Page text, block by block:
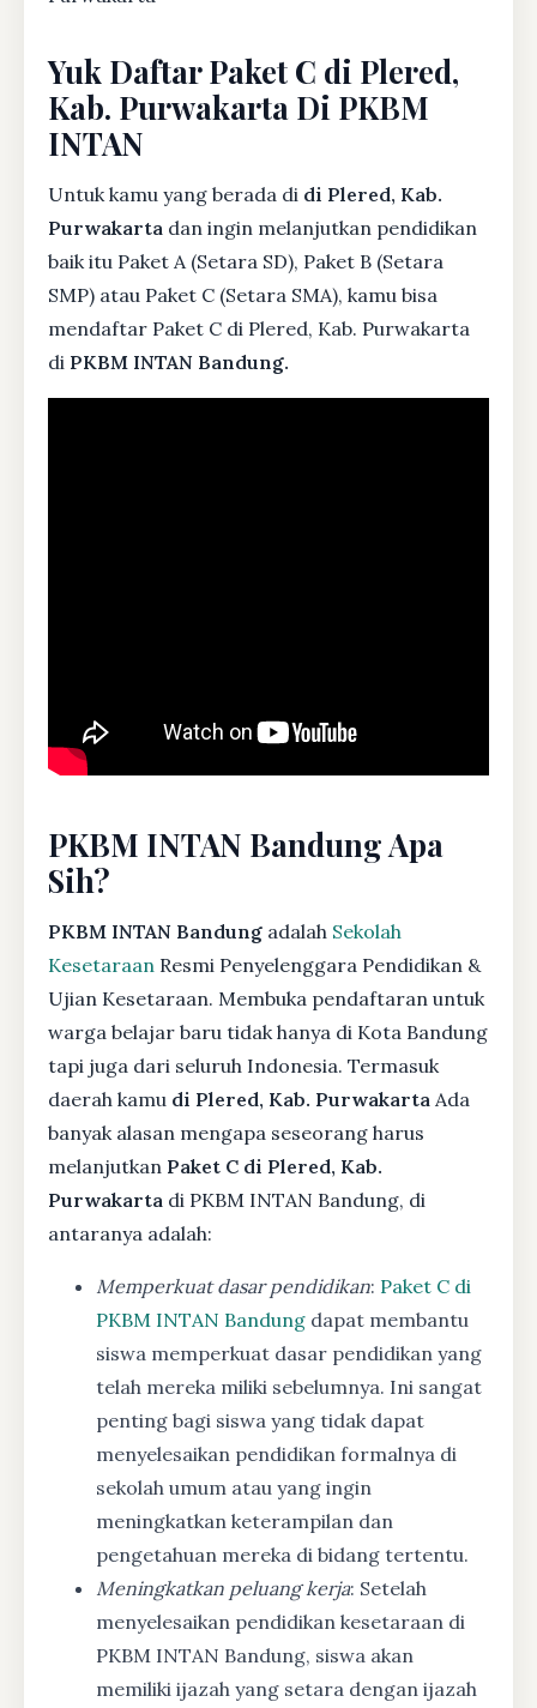
Yuk Daftar Paket C di Plered,
Kab. Purwakarta Di PKBM
INTAN
Untuk kamu yang berada di di Plered, Kab.
Purwakarta dan ingin melanjutkan pendidikan
baik itu Paket A (Setara SD), Paket B (Setara
SMP) atau Paket C (Setara SMA), kamu bisa
mendaftar Paket C di Plered, Kab. Purwakarta
di PKBM INTAN Bandung.
PKBM INTAN Bandung Apa
Sih?
PKBM INTAN Bandung adalah Sekolah
Kesetaraan Resmi Penyelenggara Pendidikan &
Ujian Kesetaraan. Membuka pendaftaran untuk
warga belajar baru tidak hanya di Kota Bandung
tapi juga dari seluruh Indonesia. Termasuk
daerah kamu di Plered, Kab. Purwakarta Ada
banyak alasan mengapa seseorang harus
melanjutkan Paket C di Plered, Kab.
Purwakarta di PKBM INTAN Bandung, di
antaranya adalah:
Memperkuat dasar pendidikan: Paket C di
PKBM INTAN Bandung dapat membantu
siswa memperkuat dasar pendidikan yang
telah mereka miliki sebelumnya. Ini sangat
penting bagi siswa yang tidak dapat
menyelesaikan pendidikan formalnya di
sekolah umum atau yang ingin
meningkatkan keterampilan dan
pengetahuan mereka di bidang tertentu.
Meningkatkan peluang kerja: Setelah
menyelesaikan pendidikan kesetaraan di
PKBM INTAN Bandung, siswa akan
memiliki ijazah yang setara dengan ijazah